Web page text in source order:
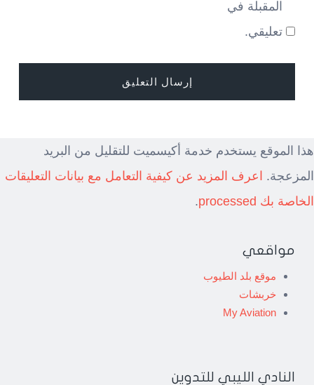
المقبلة في
تعليقي.
هذا الموقع يستخدم خدمة أكيسميت للتقليل من البريد
المزعجة.
اعرف المزيد عن كيفية التعامل مع بيانات التعليقات
الخاصة بك processed
.
مواقعي
موقع بلد الطيوب
خربشات
My Aviation
النادي الليبي للتدوين